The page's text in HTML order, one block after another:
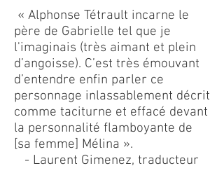
« Alphonse Tétrault incarne le
père de Gabrielle tel que je
l'imaginais (très aimant et plein
d’angoisse). C’est très émouvant
d’entendre enfin parler ce
personnage inlassablement décrit
comme taciturne et effacé devant
la personnalité flamboyante de
[sa femme] Mélina ».
- Laurent Gimenez, traducteur